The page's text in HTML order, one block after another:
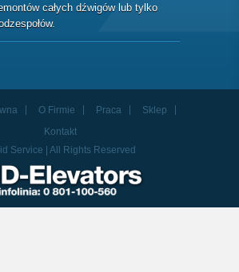
całych dźwigów lub tylko
O Firmie Praca
Sklep
Kontakt
Service | All Rights Reserved